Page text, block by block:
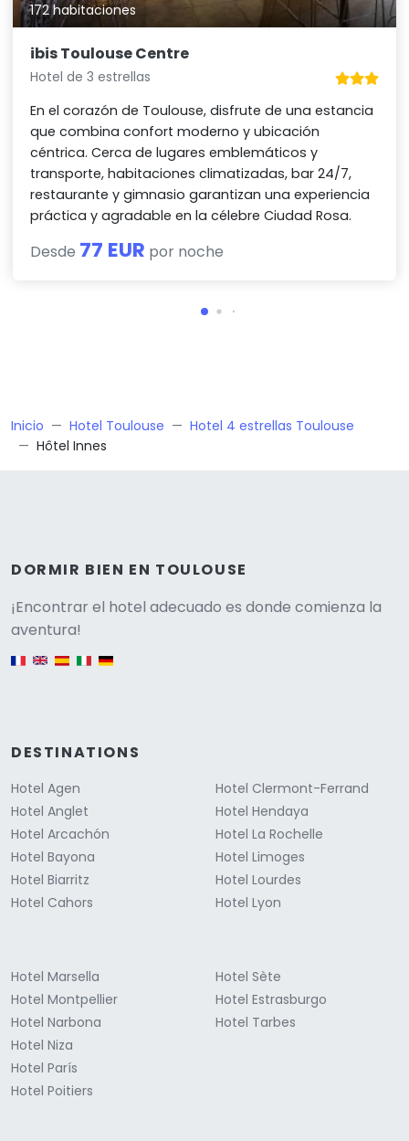
172 habitaciones
ibis Toulouse Centre
Hotel de 3 estrellas
En el corazón de Toulouse, disfrute de una estancia
que combina confort moderno y ubicación
céntrica. Cerca de lugares emblemáticos y
transporte, habitaciones climatizadas, bar 24/7,
restaurante y gimnasio garantizan una experiencia
práctica y agradable en la célebre Ciudad Rosa.
Desde 77 EUR por noche
Inicio Hotel Toulouse
Hotel 4 estrellas Toulouse
Hôtel Innes
DORMIR BIEN EN TOULOUSE
¡Encontrar el hotel adecuado es donde comienza la
aventura!
English version
DESTINATIONS
Hotel Agen
Hotel Anglet
Hotel Arcachón
Hotel Bayona
Hotel Biarritz
Hotel Cahors
Hotel Clermont-Ferrand
Hotel Hendaya
Hotel La Rochelle
Hotel Limoges
Hotel Lourdes
Hotel Lyon
Hotel Marsella
Hotel Montpellier
Hotel Narbona
Hotel Niza
Hotel París
Hotel Poitiers
Hotel Sète
Hotel Estrasburgo
Hotel Tarbes